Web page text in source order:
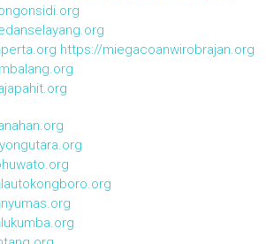
https://miegacoanwirobrajan.org